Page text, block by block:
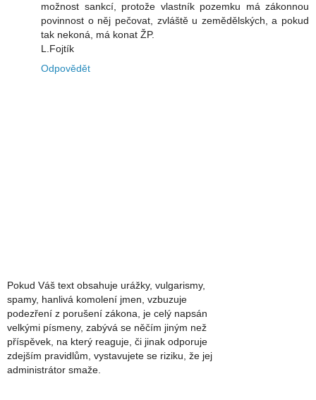
možnost sankcí, protože vlastník pozemku má zákonnou
povinnost o něj pečovat, zvláště u zemědělských, a pokud
tak nekoná, má konat ŽP.
L.Fojtík
Odpovědět
Pokud Váš text obsahuje urážky, vulgarismy,
spamy, hanlivá komolení jmen, vzbuzuje
podezření z porušení zákona, je celý napsán
velkými písmeny, zabývá se něčím jiným než
příspěvek, na který reaguje, či jinak odporuje
zdejším pravidlům, vystavujete se riziku, že jej
administrátor smaže.